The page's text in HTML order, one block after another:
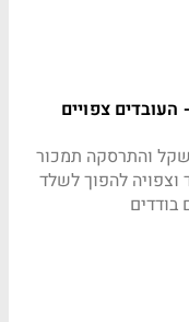
צפויים
והתרסקה תמכור
שקל בלבד וצפויה להפוך לשלד
בודדים